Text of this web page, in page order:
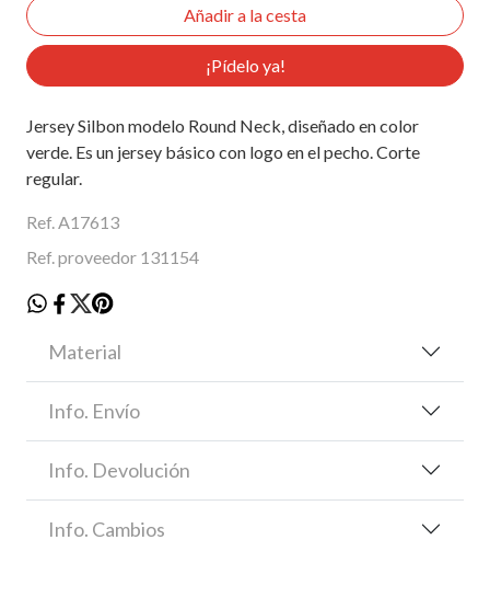
¡Pídelo ya!
Jersey Silbon modelo Round Neck, diseñado en color
verde. Es un jersey básico con logo en el pecho. Corte
regular.
Ref. A17613
Ref. proveedor 131154
Material
Info. Envío
Info. Devolución
Info. Cambios